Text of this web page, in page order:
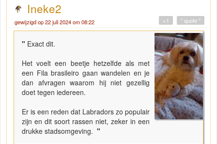
Ineke2
gewijzigd op 22 juli 2024 om 08:22 " quote "
+1
" Exact dit.
Het voelt een beetje hetzelfde als met
een Fila brasileiro gaan wandelen en je
dan afvragen waarom hij niet gezellig
doet tegen iedereen.
Er is een reden dat Labradors zo populair
zijn en dit soort rassen niet, zeker in een
drukke stadsomgeving. "